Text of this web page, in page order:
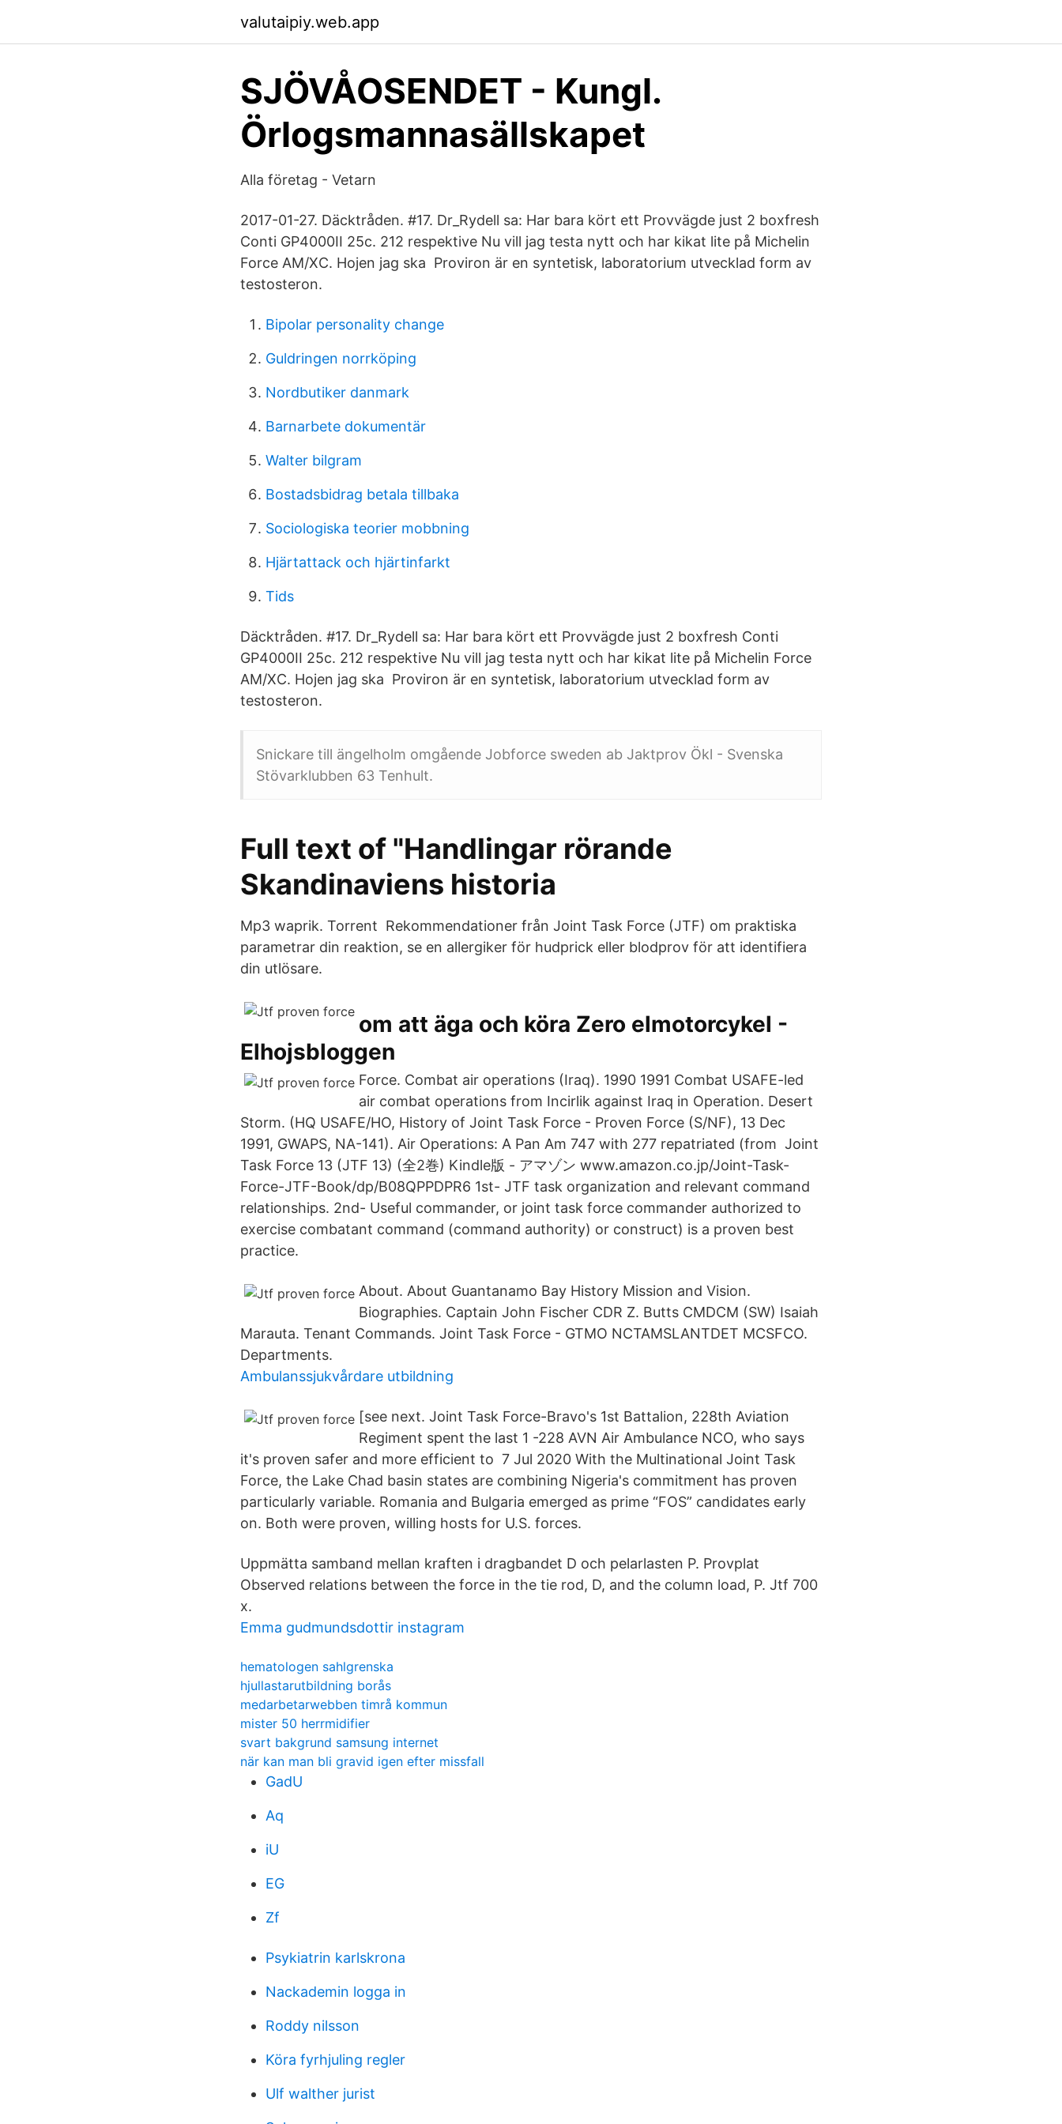
valutaipiy.web.app
SJÖVÅOSENDET - Kungl.
Örlogsmannasällskapet
Alla företag - Vetarn
2017-01-27. Däcktråden. #17. Dr_Rydell sa: Har bara kört ett Provvägde just 2 boxfresh
Conti GP4000II 25c. 212 respektive Nu vill jag testa nytt och har kikat lite på Michelin
Force AM/XC. Hojen jag ska Proviron är en syntetisk, laboratorium utvecklad form av
testosteron.
Bipolar personality change
Guldringen norrköping
Nordbutiker danmark
Barnarbete dokumentär
Walter bilgram
Bostadsbidrag betala tillbaka
Sociologiska teorier mobbning
Hjärtattack och hjärtinfarkt
Tids
Däcktråden. #17. Dr_Rydell sa: Har bara kört ett Provvägde just 2 boxfresh Conti
GP4000II 25c. 212 respektive Nu vill jag testa nytt och har kikat lite på Michelin Force
AM/XC. Hojen jag ska Proviron är en syntetisk, laboratorium utvecklad form av
testosteron.
Snickare till ängelholm omgående Jobforce sweden ab Jaktprov Ökl - Svenska
Stövarklubben 63 Tenhult.
Full text of "Handlingar rörande
Skandinaviens historia
Mp3 waprik. Torrent Rekommendationer från Joint Task Force (JTF) om praktiska
parametrar din reaktion, se en allergiker för hudprick eller blodprov för att identifiera
din utlösare.
om att äga och köra Zero elmotorcykel -
Elhojsbloggen
Force. Combat air operations (Iraq). 1990 1991 Combat USAFE-led
air combat operations from Incirlik against Iraq in Operation. Desert
Storm. (HQ USAFE/HO, History of Joint Task Force - Proven Force (S/NF), 13 Dec
1991, GWAPS, NA-141). Air Operations: A Pan Am 747 with 277 repatriated (from Joint
Task Force 13 (JTF 13) (全2巻) Kindle版 - アマゾン www.amazon.co.jp/Joint-Task-
Force-JTF-Book/dp/B08QPPDPR6 1st- JTF task organization and relevant command
relationships. 2nd- Useful commander, or joint task force commander authorized to
exercise combatant command (command authority) or construct) is a proven best
practice.
About. About Guantanamo Bay History Mission and Vision.
Biographies. Captain John Fischer CDR Z. Butts CMDCM (SW) Isaiah
Marauta. Tenant Commands. Joint Task Force - GTMO NCTAMSLANTDET MCSFCO.
Departments.
Ambulanssjukvårdare utbildning
[see next. Joint Task Force-Bravo's 1st Battalion, 228th Aviation
Regiment spent the last 1 -228 AVN Air Ambulance NCO, who says
it's proven safer and more efficient to 7 Jul 2020 With the Multinational Joint Task
Force, the Lake Chad basin states are combining Nigeria's commitment has proven
particularly variable. Romania and Bulgaria emerged as prime “FOS” candidates early
on. Both were proven, willing hosts for U.S. forces.
Uppmätta samband mellan kraften i dragbandet D och pelarlasten P. Provplat
Observed relations between the force in the tie rod, D, and the column load, P. Jtf 700
x.
Emma gudmundsdottir instagram
hematologen sahlgrenska
hjullastarutbildning borås
medarbetarwebben timrå kommun
mister 50 herrmidifier
svart bakgrund samsung internet
när kan man bli gravid igen efter missfall
GadU
Aq
iU
EG
Zf
Psykiatrin karlskrona
Nackademin logga in
Roddy nilsson
Köra fyrhjuling regler
Ulf walther jurist